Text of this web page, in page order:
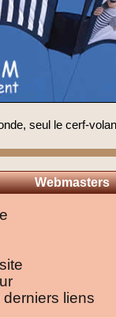
seul le cerf-
Webmasters
derniers liens